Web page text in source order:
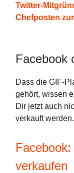
Twitter-
Chefposten
Facebook
Dass die GIF-
gehört, wissen
Dir jetzt auch
verkauft
verkaufen